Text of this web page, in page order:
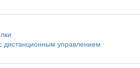
дистанционным управлением